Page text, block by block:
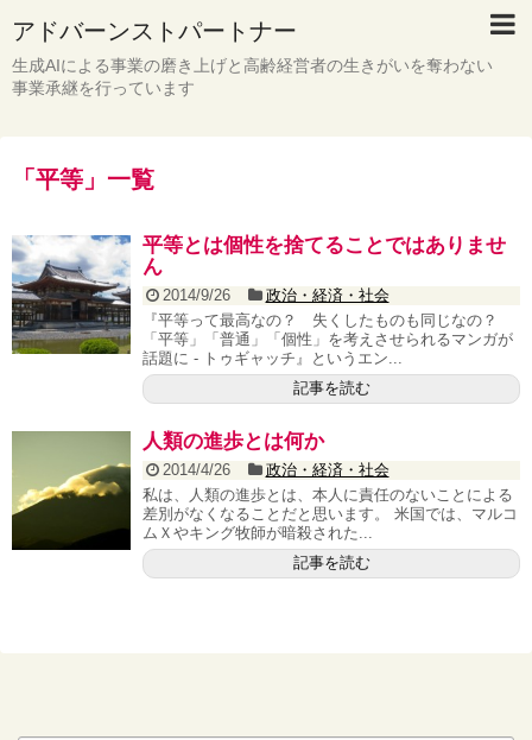
アドバーンストパートナー
生成AIによる事業の磨き上げと高齢経営者の生きがいを奪わない
事業承継を行っています
「 平等 」 一覧
平等とは個性を捨てることではありませ
ん
2014/9/26
政治・経済・社会
『平等って最高なの？ 失くしたものも同じなの？
「平等」「普通」「個性」を考えさせられるマンガが
話題に - トゥギャッチ』というエン...
記事を読む
人類の進歩とは何か
2014/4/26
政治・経済・社会
私は、人類の進歩とは、本人に責任のないことによる
差別がなくなることだと思います。 米国では、マルコ
ムＸやキング牧師が暗殺された...
記事を読む